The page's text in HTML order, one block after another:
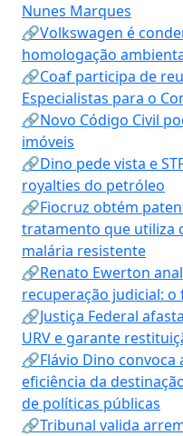
Nunes Marques
🔗Volkswagen é
homologação
🔗Coaf participa de
Especialistas para o
🔗Novo Código Civil
imóveis
🔗Dino pede vista e
royalties do petróleo
🔗Fiocruz obtém
tratamento que utiliza
malária resistente
🔗Renato Ewerton
recuperação judicial:
🔗Justiça Federal
URV e garante
🔗Flávio Dino
eficiência da
de políticas públicas
🔗Tribunal valida